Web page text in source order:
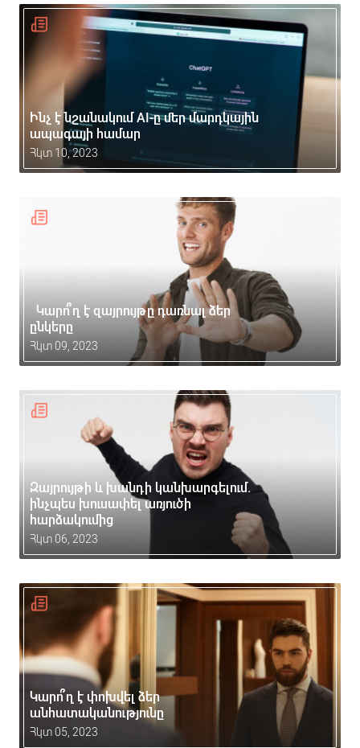
Ինչ է նշանակում AI-ը մեր մարդկային
ապագայի համար
Հկտ 10, 2023
Կարո՞ղ է զայրույթը դառնալ ձեր
ընկերը
Հկտ 09, 2023
Զայրույթի և խանդի կանխարգելում.
ինչպես խուսափել առյուծի
հարձակումից
Հկտ 06, 2023
Կարո՞ղ է փոխվել ձեր
անհատականությունը
Հկտ 05, 2023